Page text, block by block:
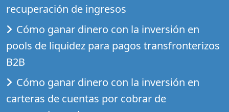
recuperación de ingresos
Cómo ganar dinero con la inversión en
pools de liquidez para pagos transfronterizos
B2B
Cómo ganar dinero con la inversión en
carteras de cuentas por cobrar de